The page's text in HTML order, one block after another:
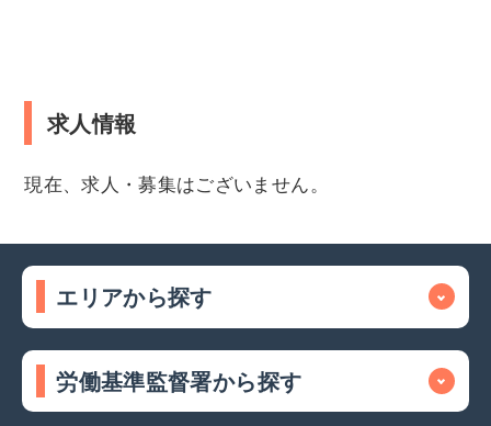
求人情報
現在、求人・募集はございません。
エリアから探す
労働基準監督署から探す